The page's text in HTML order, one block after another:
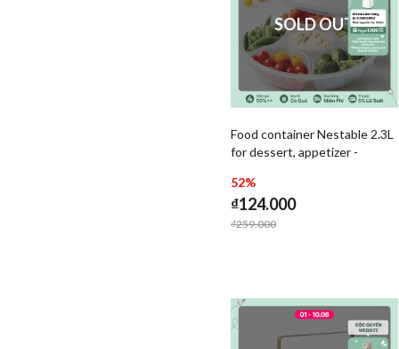
SOLD OUT
Add Food container
Add
Food container Nestable 2.3L
for dessert, appetizer -
52%
₫124.000
Price reduced from
₫259.000to